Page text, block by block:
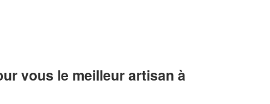
vous le meilleur artisan à